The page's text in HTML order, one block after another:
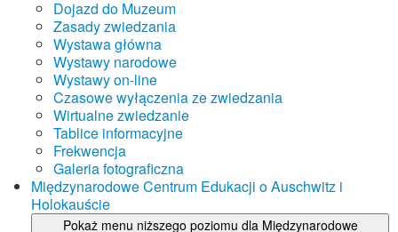
Dojazd do Muzeum
Zasady zwiedzania
Wystawa główna
Wystawy narodowe
Wystawy on-line
Czasowe wyłączenia ze zwiedzania
Wirtualne zwiedzanie
Tablice informacyjne
Frekwencja
Galeria fotograficzna
Międzynarodowe Centrum Edukacji o Auschwitz i
Holokauście
Pokaż menu niższego poziomu dla Międzynarodowe